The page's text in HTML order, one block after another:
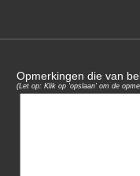
Opmerkingen die van
(Let op: Klik op 'opslaan' om de